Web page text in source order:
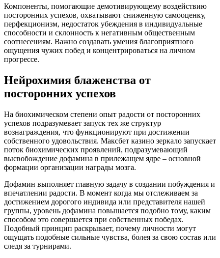
Компоненты, помогающие демотивирующему воздействию
посторонних успехов, охватывают сниженную самооценку,
перфекционизм, недостаток убеждения в индивидуальные
способности и склонность к негативным общественным
соотнесениям. Важно создавать умения благоприятного
ощущения чужих побед и концентрироваться на личном
прогрессе.
Нейрохимия блаженства от
посторонних успехов
На биохимическом степени опыт радости от посторонних
успехов подразумевает запуск тех же структур
вознаграждения, что функционируют при достижении
собственного удовольствия. Максбет казино зеркало запускает
поток биохимических проявлений, подразумевающий
высвобождение дофамина в прилежащем ядре – основной
формации организации награды мозга.
Дофамин выполняет главную задачу в создании побуждения и
впечатлении радости. В момент когда мы отслеживаем за
достижением дорогого индивида или представителя нашей
группы, уровень дофамина повышается подобно тому, каким
способом это совершается при собственных победах.
Подобный принцип раскрывает, почему личности могут
ощущать подобные сильные чувства, болея за свою состав или
следя за турнирами.